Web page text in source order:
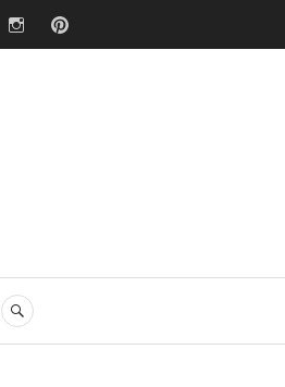
FacebookInstagram
SEARCH